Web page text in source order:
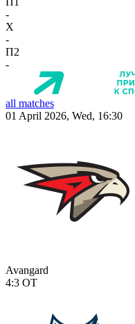
-
X
-
П2
-
all matches
01 April 2026, Wed, 16:30
Avangard
4:3 OT